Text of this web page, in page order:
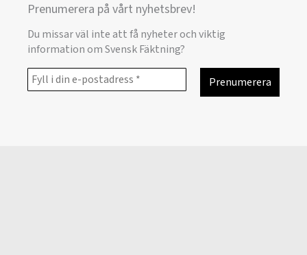
Prenumerera på vårt nyhetsbrev!
Du missar väl inte att få nyheter och viktig
information om Svensk Fäktning?